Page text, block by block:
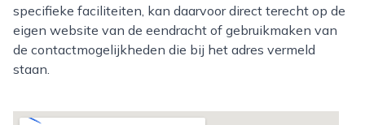
specifieke faciliteiten, kan daarvoor direct terecht op de
eigen website van de eendracht of gebruikmaken van
de contactmogelijkheden die bij het adres vermeld
staan.